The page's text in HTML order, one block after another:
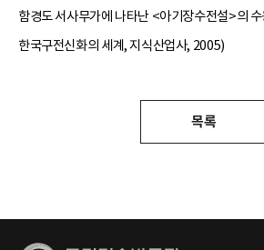
함경도 서사무가에 나타난 <아기장수전설>의
한국구전신화의 세계, 지식산업사, 2005)
목록